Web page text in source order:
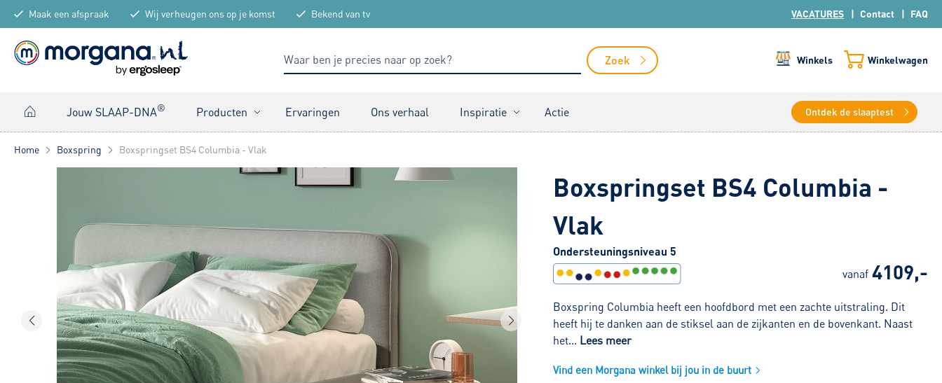
Maak een afspraak Wij verheugen ons op je komst Bekend van tv VACATURES Contact FAQ
Zoek Winkels Winkelwagen
Jouw SLAAP-DNA® Producten Ervaringen Ons verhaal Inspiratie Actie Ontdek de slaaptest
Home Boxspring Boxspringset BS4 Columbia - Vlak
Boxspringset BS4 Columbia -
Vlak
Ondersteuningsniveau 5
vanaf 4109,-
Boxspring Columbia heeft een hoofdbord met een zachte uitstraling. Dit
heeft hij te danken aan de stiksel aan de zijkanten en de bovenkant. Naast
het... Lees meer
Vind een Morgana winkel bij jou in de buurt